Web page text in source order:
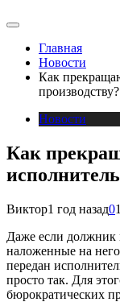
Главная
Новости
Как
производству?
Новости
Как
Виктор1 год назад0
Даже если должник
наложенные на
передан
просто так. Для
бюрократических